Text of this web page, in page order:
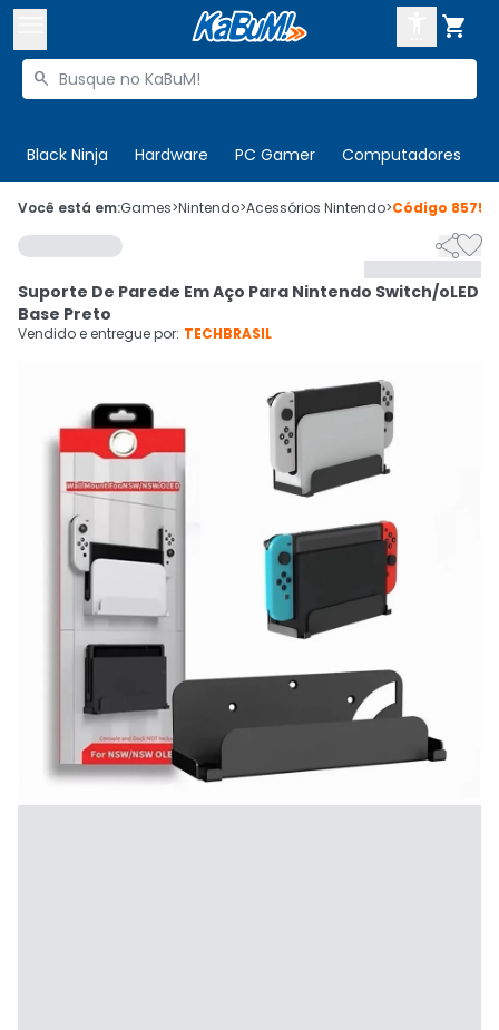

Buscar produtos

Black Ninja Hardware PC Gamer Computadores
 Olá. Acesse sua conta
 Departamentos
Cupons
Ativar tradutor em libras
CADASTRE-SE
Você está em:Games>Nintendo>Acessórios Nintendo>Código

Suporte De Parede Em Aço Para Nintendo Switch/oLED
Base Preto
Vendido e entregue por: TECHBRASIL